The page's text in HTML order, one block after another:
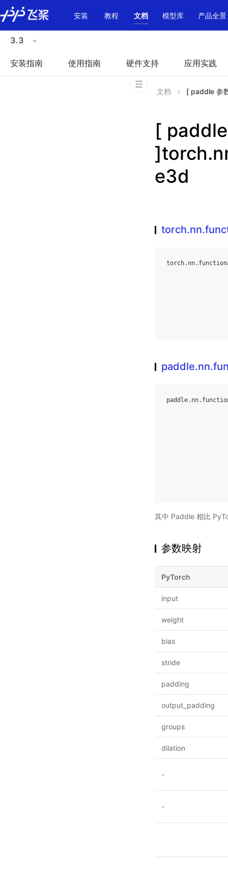
\u200E
安装
教程 文档 模型库 产品全景
3.3
安装指南 使用指南 硬件支持 应用实践
文档 [ paddle 参
[
e3d
torch. nn.
paddle. nn.
其中 Paddle 相比
参数映射
PyTorch
input
weight
bias
stride
padding
output_padding
groups
dilation
-
-